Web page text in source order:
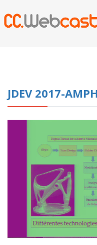
JDEV 2017-